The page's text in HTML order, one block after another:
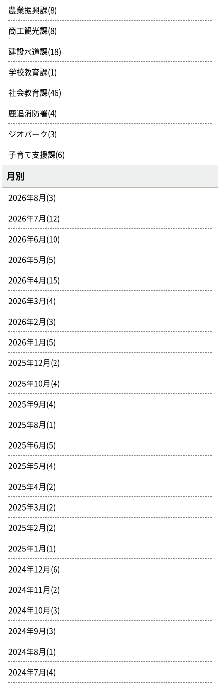
農業振興課(8)
商工観光課(8)
建設水道課(18)
学校教育課(1)
社会教育課(46)
鹿追消防署(4)
ジオパーク(3)
子育て支援課(6)
月別
2026年8月(3)
2026年7月(12)
2026年6月(10)
2026年5月(5)
2026年4月(15)
2026年3月(4)
2026年2月(3)
2026年1月(5)
2025年12月(2)
2025年10月(4)
2025年9月(4)
2025年8月(1)
2025年6月(5)
2025年5月(4)
2025年4月(2)
2025年3月(2)
2025年2月(2)
2025年1月(1)
2024年12月(6)
2024年11月(2)
2024年10月(3)
2024年9月(3)
2024年8月(1)
2024年7月(4)